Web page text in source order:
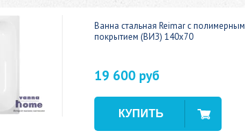
Ванна стальная Reimar с полимерным
покрытием (ВИЗ) 140x70
19 600 руб